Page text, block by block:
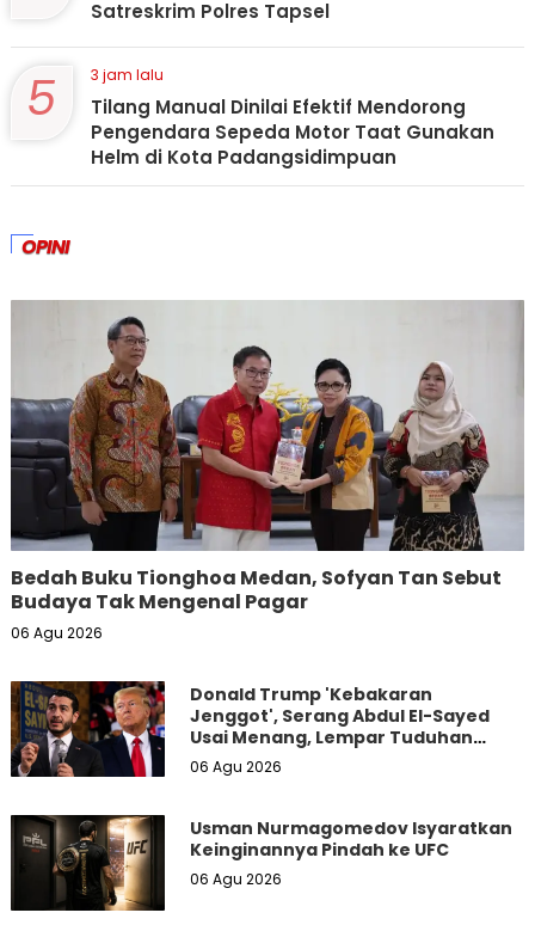
Satreskrim Polres Tapsel
5 3 jam lalu
Tilang Manual Dinilai Efektif Mendorong
Pengendara Sepeda Motor Taat Gunakan
Helm di Kota Padangsidimpuan
OPINI
Bedah Buku Tionghoa Medan, Sofyan Tan Sebut
Budaya Tak Mengenal Pagar
06 Agu 2026
Donald Trump 'Kebakaran
Jenggot', Serang Abdul El-Sayed
Usai Menang, Lempar Tuduhan
Kontroversial
06 Agu 2026
Usman Nurmagomedov Isyaratkan
Keinginannya Pindah ke UFC
06 Agu 2026